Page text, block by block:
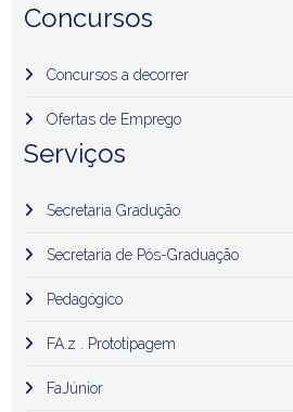
Concursos
Concursos a decorrer
Ofertas de Emprego
Serviços
Secretaria Gradução
Secretaria de Pós-Graduação
Pedagógico
FA.z . Prototipagem
FaJúnior